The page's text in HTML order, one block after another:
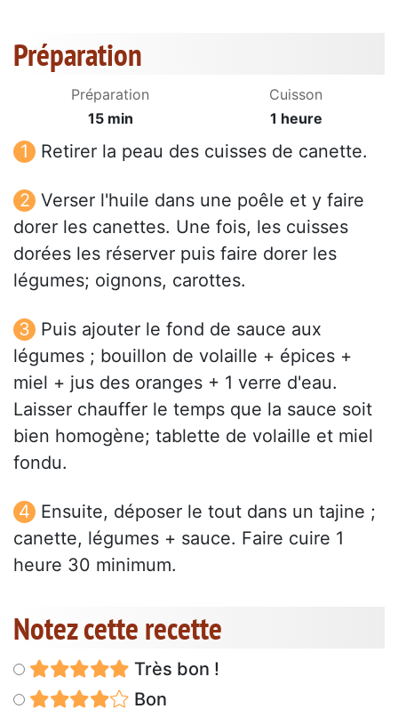
Préparation
Préparation
15 min
Cuisson
1 heure
Retirer la peau des cuisses de canette.
Verser l'huile dans une poêle et y faire
dorer les canettes. Une fois, les cuisses
dorées les réserver puis faire dorer les
légumes; oignons, carottes.
Puis ajouter le fond de sauce aux
légumes ; bouillon de volaille + épices +
miel + jus des oranges + 1 verre d'eau.
Laisser chauffer le temps que la sauce soit
bien homogène; tablette de volaille et miel
fondu.
Ensuite, déposer le tout dans un tajine ;
canette, légumes + sauce. Faire cuire 1
heure 30 minimum.
Notez cette recette
Très bon !
Bon